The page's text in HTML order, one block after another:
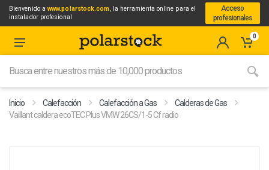
Bienvenido awww.polarstock.com, la herramienta online para el
instalador profesional
Acceso
profesionales
0
Inicio Calefacción Calefacción a Gas
Calderas de Gas
Vaillant caldera ecoTEC Plus VMW 26CS/1-5 Cf radio